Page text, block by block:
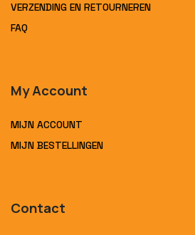
VERZENDING EN RETOURNEREN
FAQ
My Account
MIJN ACCOUNT
MIJN BESTELLINGEN
Contact